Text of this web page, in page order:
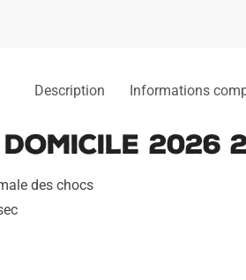
Description Informations
2026
des chocs